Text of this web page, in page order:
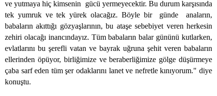
ve yutmaya hiç kimsenin
gücü yermeyecektir. Bu durum karşısında
tek yumruk ve tek yürek olacağız. Böyle bir
günde
anaların,
babaların akıttığı gözyaşlarının, bu ataşe sebebiyet veren herkesin
zehiri olacağı inancındayız. Tüm babaların balar gününü kutlarken,
evlatlarını bu şerefli vatan ve bayrak uğruna şehit veren babaların
ellerinden öpüyor, birliğimize ve beraberliğimize gölge düşürmeye
çaba sarf eden tüm şer odaklarını lanet ve nefretle kınıyorum." diye
konuştu.